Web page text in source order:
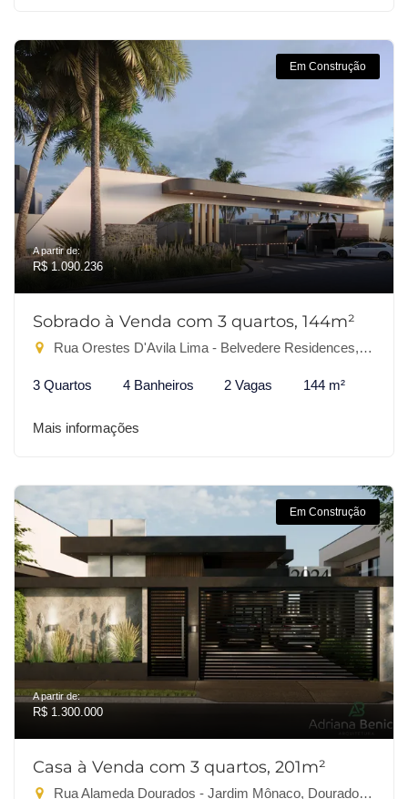
Em Construção
A partir de:
R$ 1.090.236
Sobrado à Venda com 3 quartos, 144m²
Rua Orestes D'Avila Lima - Belvedere Residences, Dourados-MS
3 Quartos 4 Banheiros 2 Vagas 144 m²
Mais informações
Em Construção
A partir de:
R$ 1.300.000
Casa à Venda com 3 quartos, 201m²
Rua Alameda Dourados - Jardim Mônaco, Dourados-MS